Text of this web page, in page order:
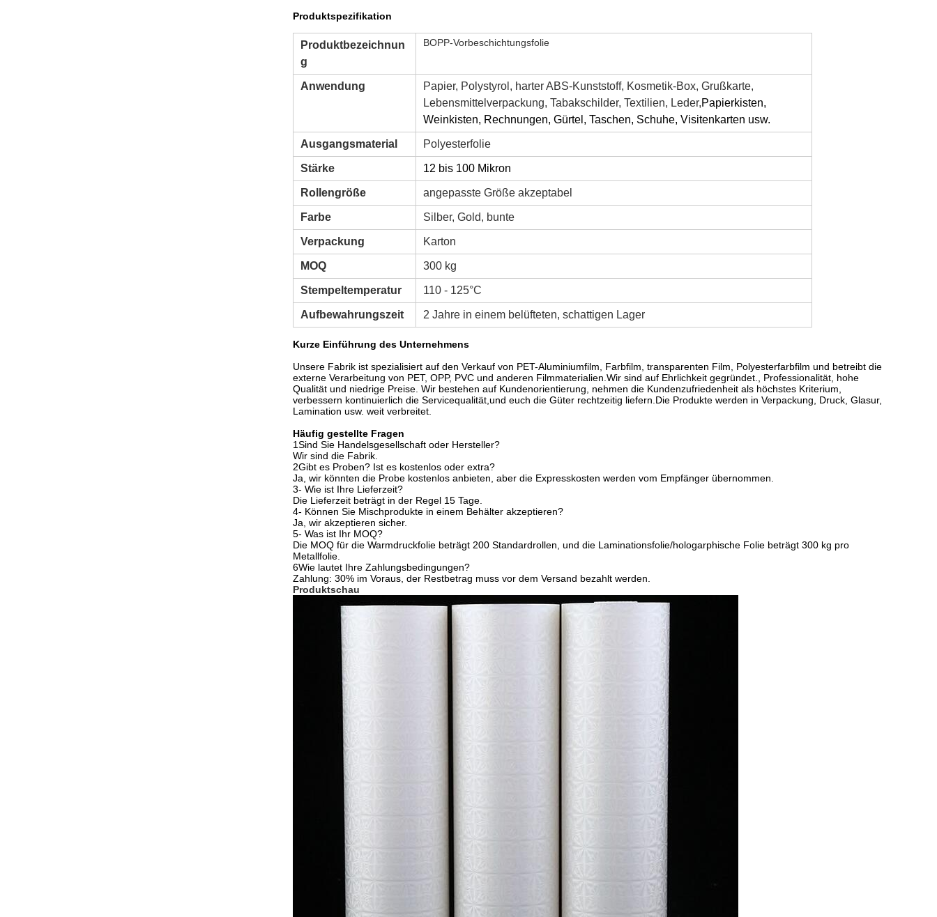
Produktspezifikation
Produktbezeichnun
g
BOPP-Vorbeschichtungsfolie
Anwendung
Papier, Polystyrol, harter ABS-Kunststoff, Kosmetik-Box, Grußkarte,
Lebensmittelverpackung, Tabakschilder, Textilien, Leder,Papierkisten,
Weinkisten, Rechnungen, Gürtel, Taschen, Schuhe, Visitenkarten usw.
Ausgangsmaterial Polyesterfolie
Stärke 12 bis 100 Mikron
Rollengröße angepasste Größe akzeptabel
Farbe Silber, Gold, bunte
Verpackung Karton
MOQ 300 kg
Stempeltemperatur 110 - 125°C
Aufbewahrungszeit 2 Jahre in einem belüfteten, schattigen Lager
Kurze Einführung des Unternehmens
Unsere Fabrik ist spezialisiert auf den Verkauf von PET-Aluminiumfilm, Farbfilm, transparenten Film, Polyesterfarbfilm und betreibt die
externe Verarbeitung von PET, OPP, PVC und anderen Filmmaterialien.Wir sind auf Ehrlichkeit gegründet., Professionalität, hohe
Qualität und niedrige Preise. Wir bestehen auf Kundenorientierung, nehmen die Kundenzufriedenheit als höchstes Kriterium,
verbessern kontinuierlich die Servicequalität,und euch die Güter rechtzeitig liefern.Die Produkte werden in Verpackung, Druck, Glasur,
Lamination usw. weit verbreitet.
Häufig gestellte Fragen
1Sind Sie Handelsgesellschaft oder Hersteller?
Wir sind die Fabrik.
2Gibt es Proben? Ist es kostenlos oder extra?
Ja, wir könnten die Probe kostenlos anbieten, aber die Expresskosten werden vom Empfänger übernommen.
3- Wie ist Ihre Lieferzeit?
Die Lieferzeit beträgt in der Regel 15 Tage.
4- Können Sie Mischprodukte in einem Behälter akzeptieren?
Ja, wir akzeptieren sicher.
5- Was ist Ihr MOQ?
Die MOQ für die Warmdruckfolie beträgt 200 Standardrollen, und die Laminationsfolie/hologarphische Folie beträgt 300 kg pro
Metallfolie.
6Wie lautet Ihre Zahlungsbedingungen?
Zahlung: 30% im Voraus, der Restbetrag muss vor dem Versand bezahlt werden.
Produktschau